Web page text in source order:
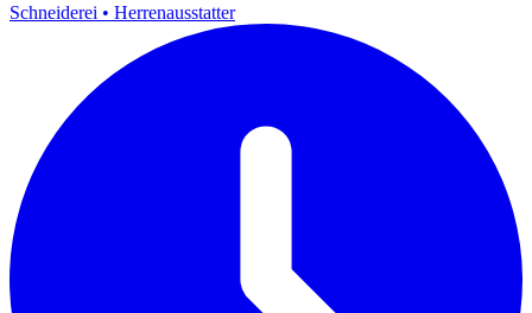
Schneiderei • Herrenausstatter